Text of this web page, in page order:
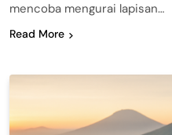
mencoba mengurai lapisan…
Read More